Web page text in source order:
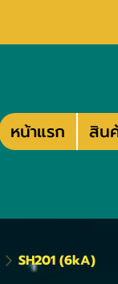
หน้าแรก สิน
SH201 (6kA)